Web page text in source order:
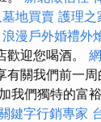
地買賣 護理之
浪漫戶外婚禮外
歡迎您喝酒。
有關我們前一周
我們獨特的富
鍵字行銷專家